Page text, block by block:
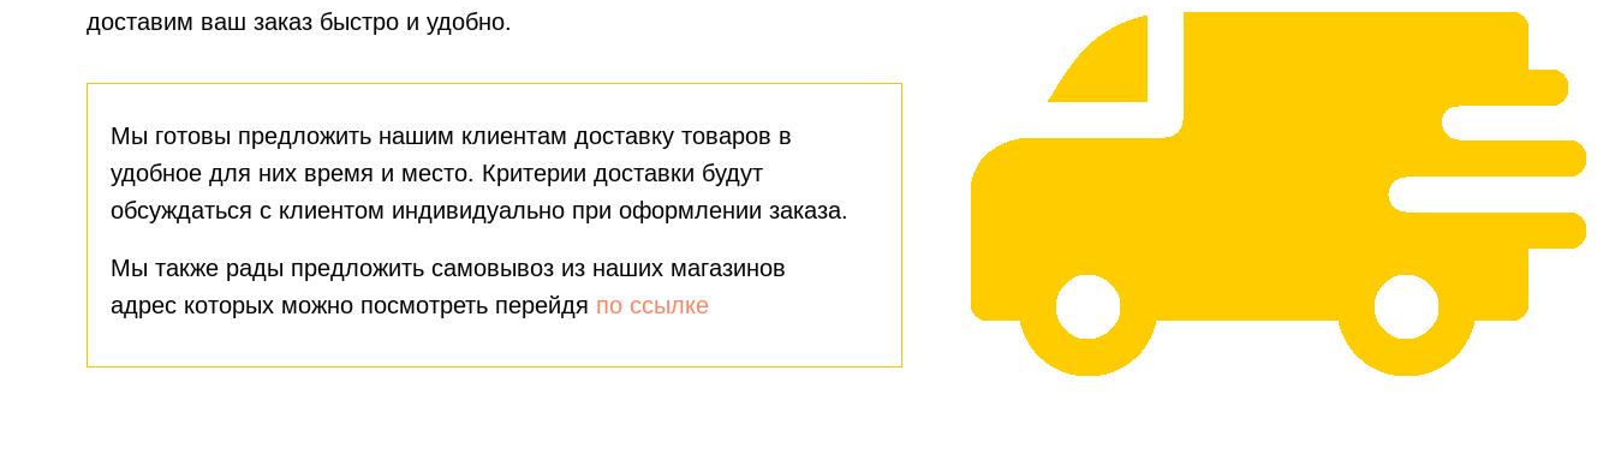
Мы готовы предложить нашим клиентам доставку товаров в
удобное для них время и место. Критерии доставки будут
обсуждаться с клиентом индивидуально при оформлении заказа.
Мы также рады предложить самовывоз из наших магазинов
адрес которых можно посмотреть перейдя по ссылке
доставим ваш заказ быстро и удобно.